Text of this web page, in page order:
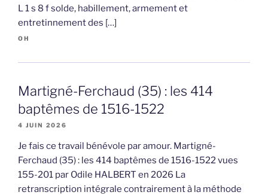
L 1 s 8 f solde, habillement, armement et
entretinnement des […]
OH
Martigné-Ferchaud (35) : les 414
baptêmes de 1516-1522
4 JUIN 2026
Je fais ce travail bénévole par amour. Martigné-
Ferchaud (35) : les 414 baptêmes de 1516-1522 vues
155-201 par Odile HALBERT en 2026 La
retranscription intégrale contrairement à la méthode